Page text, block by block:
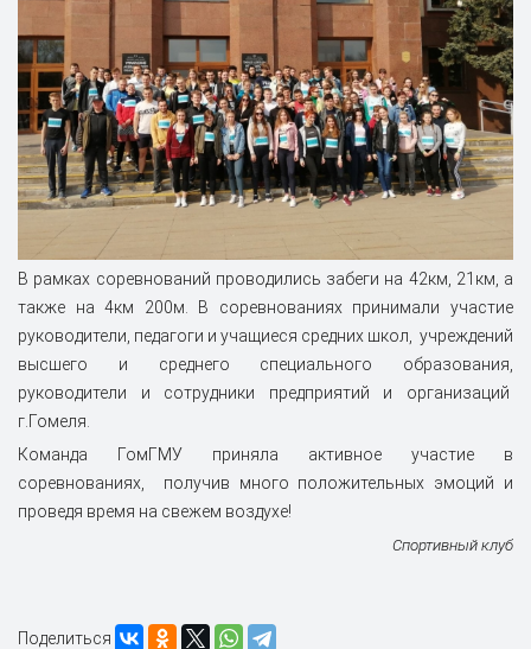
В рамках соревнований проводились забеги на 42км, 21км, а
также на 4км 200м. В соревнованиях принимали участие
руководители, педагоги и учащиеся средних школ, учреждений
высшего и среднего специального образования,
руководители и сотрудники предприятий и организаций
г.Гомеля.
Команда ГомГМУ приняла активное участие в
соревнованиях,
получив много положительных эмоций и
проведя время на свежем воздухе!
Спортивный клуб
Поделиться